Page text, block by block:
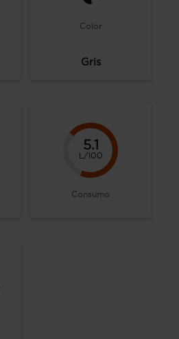
Color
Gris
5.1
L/100
Consumo